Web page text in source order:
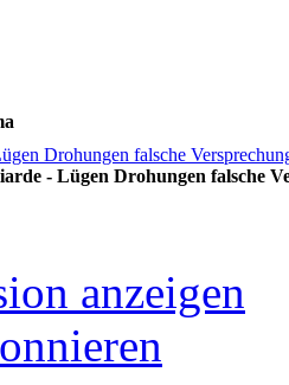
Drohungen falsche
- Lügen Drohungen falsche
anzeigen